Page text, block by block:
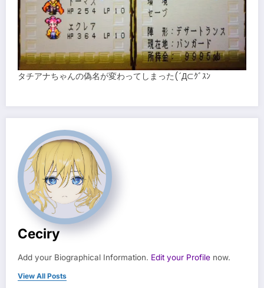
タチアナちゃんの偽名が変わってしまった(´Д⊂ｸﾞｽﾝ
Ceciry
Add your Biographical Information. Edit your Profile now.
View All Posts